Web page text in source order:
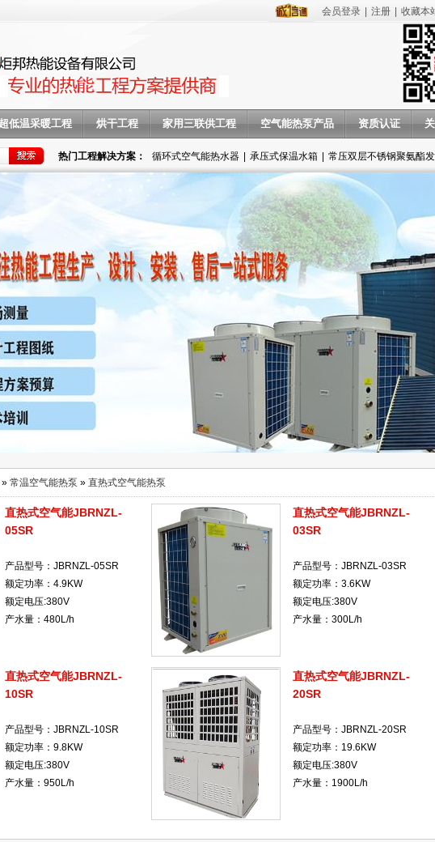
会员登录 注册 收藏本
低温采暖工程 烘干工程 家用三联供工程 空气能热泵产品 资质认证
热门工程解决方案： 循环式空气能热水器 承压式保温水箱 常压双层不锈钢聚氨酯
气能热水器
» 常温空气能热泵 » 直热式空气能热泵
直热式空气能JBRNZL-
05SR
产品型号：JBRNZL-05SR
额定功率：4.9KW
额定电压:380V
产水量：480L/h
直热式空气能JBRNZL-
03SR
产品型号：JBRNZL-03SR
额定功率：3.6KW
额定电压:380V
产水量：300L/h
直热式空气能JBRNZL-
10SR
产品型号：JBRNZL-10SR
额定功率：9.8KW
额定电压:380V
产水量：950L/h
直热式空气能JBRNZL-
20SR
产品型号：JBRNZL-20SR
额定功率：19.6KW
额定电压:380V
产水量：1900L/h